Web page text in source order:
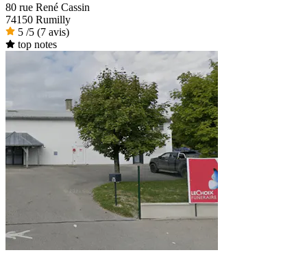
80 rue René Cassin
74150 Rumilly
5 /5 (7 avis)
top notes